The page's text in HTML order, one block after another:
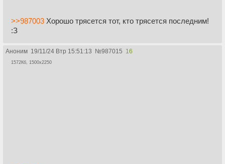
>>987003 Хорошо трясется тот, кто трясется последним!
:З
Аноним 19/11/24 Втр 15:51:13 №987015 16
1572Кб, 1500x2250